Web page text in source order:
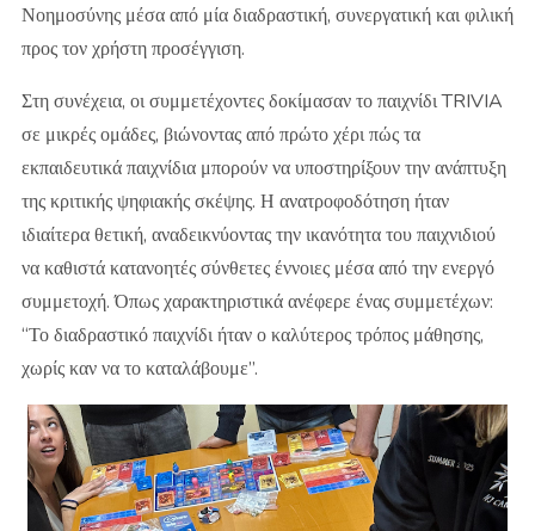
Νοημοσύνης μέσα από μία διαδραστική, συνεργατική και φιλική
προς τον χρήστη προσέγγιση.
Στη συνέχεια, οι συμμετέχοντες δοκίμασαν το παιχνίδι TRIVIA
σε μικρές ομάδες, βιώνοντας από πρώτο χέρι πώς τα
εκπαιδευτικά παιχνίδια μπορούν να υποστηρίξουν την ανάπτυξη
της κριτικής ψηφιακής σκέψης. Η ανατροφοδότηση ήταν
ιδιαίτερα θετική, αναδεικνύοντας την ικανότητα του παιχνιδιού
να καθιστά κατανοητές σύνθετες έννοιες μέσα από την ενεργό
συμμετοχή. Όπως χαρακτηριστικά ανέφερε ένας συμμετέχων:
“Το διαδραστικό παιχνίδι ήταν ο καλύτερος τρόπος μάθησης,
χωρίς καν να το καταλάβουμε”.